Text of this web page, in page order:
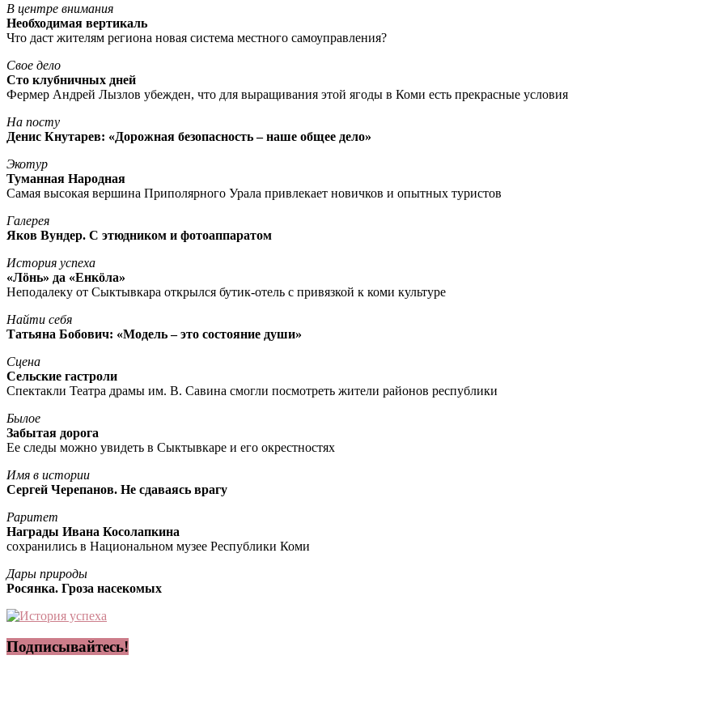
В центре внимания
Необходимая вертикаль
Что даст жителям региона новая система местного самоуправления?
Свое дело
Сто клубничных дней
Фермер Андрей Лызлов убежден, что для выращивания этой ягоды в Коми есть прекрасные условия
На посту
Денис Кнутарев: «Дорожная безопасность – наше общее дело»
Экотур
Туманная Народная
Самая высокая вершина Приполярного Урала привлекает новичков и опытных туристов
Галерея
Яков Вундер. С этюдником и фотоаппаратом
История успеха
«Лöнь» да «Енкöла»
Неподалеку от Сыктывкара открылся бутик-отель с привязкой к коми культуре
Найти себя
Татьяна Бобович: «Модель – это состояние души»
Сцена
Сельские гастроли
Спектакли Театра драмы им. В. Савина смогли посмотреть жители районов республики
Былое
Забытая дорога
Ее следы можно увидеть в Сыктывкаре и его окрестностях
Имя в истории
Сергей Черепанов. Не сдаваясь врагу
Раритет
Награды Ивана Косолапкина
сохранились в Национальном музее Республики Коми
Дары природы
Росянка. Гроза насекомых
Подписывайтесь!